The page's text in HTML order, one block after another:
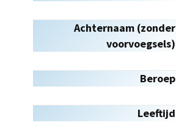
Achternaam (zonder
voorvoegsels)
Beroep
Leeftijd